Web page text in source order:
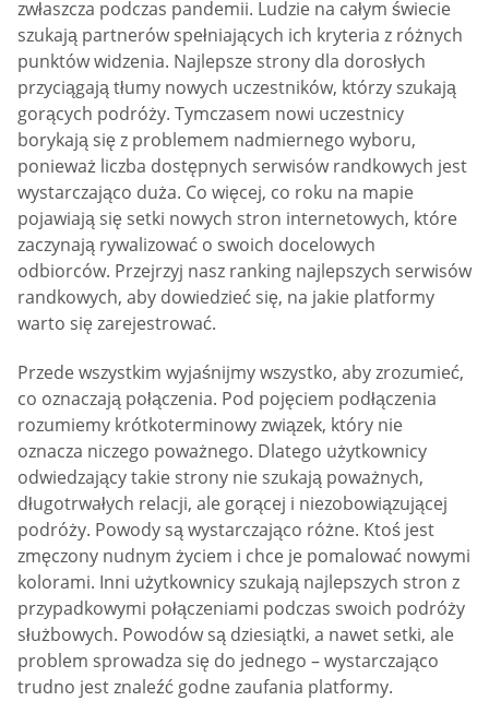
zwłaszcza podczas pandemii. Ludzie na całym świecie
szukają partnerów spełniających ich kryteria z różnych
punktów widzenia. Najlepsze strony dla dorosłych
przyciągają tłumy nowych uczestników, którzy szukają
gorących podróży. Tymczasem nowi uczestnicy
borykają się z problemem nadmiernego wyboru,
ponieważ liczba dostępnych serwisów randkowych jest
wystarczająco duża. Co więcej, co roku na mapie
pojawiają się setki nowych stron internetowych, które
zaczynają rywalizować o swoich docelowych
odbiorców. Przejrzyj nasz ranking najlepszych serwisów
randkowych, aby dowiedzieć się, na jakie platformy
warto się zarejestrować.
Przede wszystkim wyjaśnijmy wszystko, aby zrozumieć,
co oznaczają połączenia. Pod pojęciem podłączenia
rozumiemy krótkoterminowy związek, który nie
oznacza niczego poważnego. Dlatego użytkownicy
odwiedzający takie strony nie szukają poważnych,
długotrwałych relacji, ale gorącej i niezobowiązującej
podróży. Powody są wystarczająco różne. Ktoś jest
zmęczony nudnym życiem i chce je pomalować nowymi
kolorami. Inni użytkownicy szukają najlepszych stron z
przypadkowymi połączeniami podczas swoich podróży
służbowych. Powodów są dziesiątki, a nawet setki, ale
problem sprowadza się do jednego – wystarczająco
trudno jest znaleźć godne zaufania platformy.